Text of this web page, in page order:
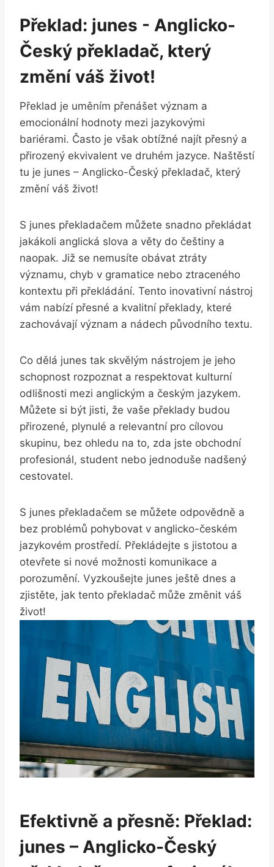
Překlad: junes -⁤ Anglicko-
Český překladač, který
⁢změní váš život!
Překlad je uměním přenášet⁤ význam‌ a
⁢emocionální hodnoty mezi jazykovými
bariérami. Často ⁤je však obtížné najít přesný⁤ a
přirozený ekvivalent⁢ ve druhém ​jazyce. ‌Naštěstí
‌tu je junes – Anglicko-Český překladač, který
změní váš život!
S junes překladačem‍ můžete snadno ⁤překládat
jakákoli anglická slova ⁣a⁣ věty do češtiny a
naopak. Již se ​nemusíte obávat ztráty
významu, chyb v⁤ gramatice ⁣nebo ztraceného
⁤kontextu při překládání. Tento inovativní nástroj
vám nabízí přesné⁣ a⁢ kvalitní​ překlady, které ​
zachovávají význam ​a nádech ⁢původního textu.
Co dělá​ junes​ tak skvělým nástrojem je jeho
schopnost‌ rozpoznat a respektovat kulturní⁢
odlišnosti mezi‌ anglickým a⁤ českým jazykem.
Můžete si být‍ jisti, že vaše překlady budou
⁤přirozené,⁣ plynulé a relevantní⁣ pro cílovou
skupinu,⁤ bez ohledu na to, ‌zda‍ jste obchodní
profesionál, student nebo jednoduše‌ nadšený ​
cestovatel.
S junes překladačem se můžete odpovědně a⁣
bez problémů pohybovat‌ v anglicko-českém
jazykovém prostředí. Překládejte s jistotou a
otevřete si nové možnosti komunikace a
porozumění. Vyzkoušejte junes ještě dnes a
zjistěte, ⁢jak⁤ tento ⁣překladač může změnit váš
‌život!
Efektivně a přesně: Překlad:
junes – Anglicko-Český